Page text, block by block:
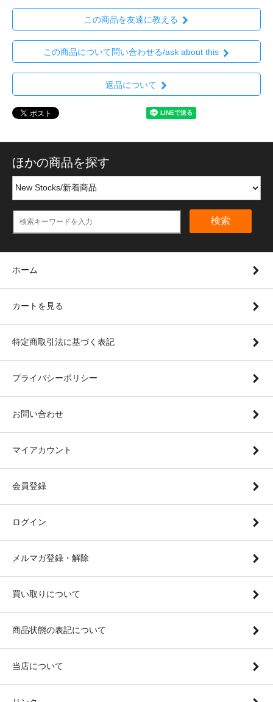
この商品を友達に教える
この商品について問い合わせる/ask about this
返品について
ほかの商品を探す
検索
ホーム
カートを見る
特定商取引法に基づく表記
プライバシーポリシー
お問い合わせ
マイアカウント
会員登録
ログイン
メルマガ登録・解除
買い取りについて
商品状態の表記について
当店について